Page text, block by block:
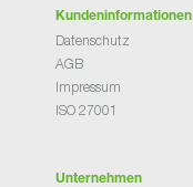
Kundeninformationen
Datenschutz
AGB
Impressum
ISO 27001
Unternehmen